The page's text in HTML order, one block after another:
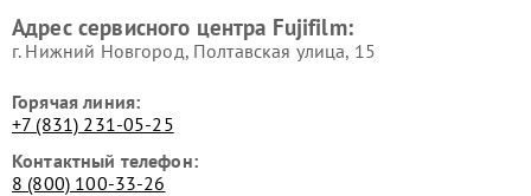
Адрес сервисного центра Fujifilm:
г. Нижний Новгород, Полтавская улица, 15
Горячая линия:
+7 (831) 231-05-25
Контактный телефон:
8 (800) 100-33-26